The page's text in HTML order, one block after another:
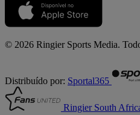
© 2026 Ringier Sports Media.
Distribuído por: Sportal365
Ringier South